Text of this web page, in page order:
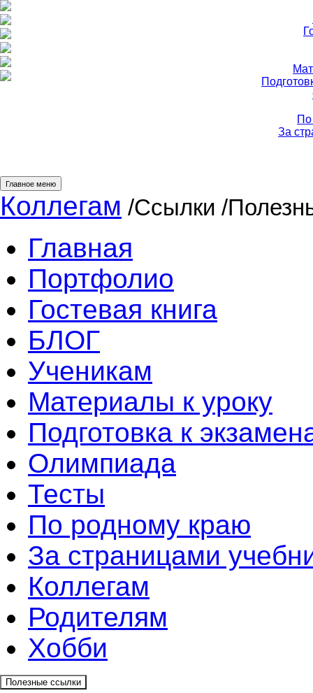
За
Главное меню
Коллегам /Ссылки /
Главная
Портфолио
Гостевая книга
БЛОГ
Ученикам
Материалы к уроку
Подготовка к
Олимпиада
Тесты
По родному краю
За страницами
Коллегам
Родителям
Хобби
Полезные ссылки